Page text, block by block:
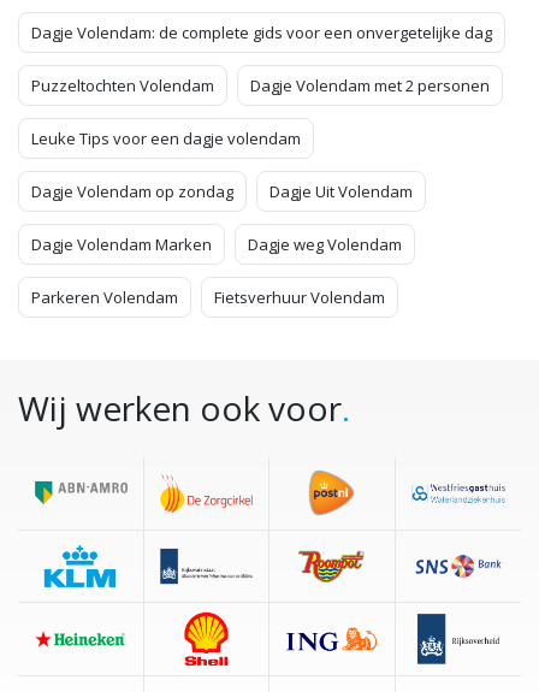
Dagje Volendam: de complete gids voor een onvergetelijke dag
Puzzeltochten Volendam Dagje Volendam met 2 personen
Leuke Tips voor een dagje volendam
Dagje Volendam op zondag Dagje Uit Volendam
Dagje Volendam Marken Dagje weg Volendam
Parkeren Volendam Fietsverhuur Volendam
Wij werken ook voor.